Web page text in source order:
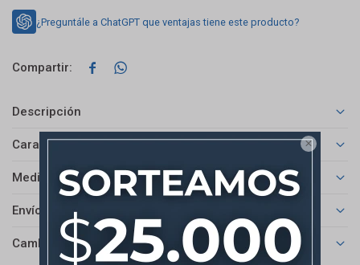

¿Preguntále a ChatGPT que ventajas tiene este producto?
 
Descripción
Características
Medios de pago
Envíos
Cambios y Devoluciones